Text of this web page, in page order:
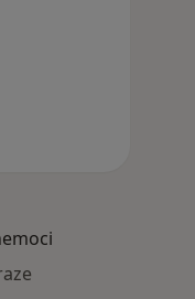
Veronika Tichá